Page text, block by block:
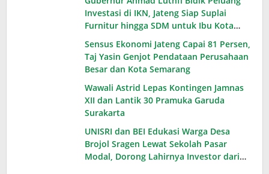
Investasi di IKN, Jateng Siap Suplai
Furnitur hingga SDM untuk Ibu Kota
Sensus Ekonomi Jateng Capai 81 Persen,
Taj Yasin Genjot Pendataan Perusahaan
Besar dan Kota Semarang
Wawali Astrid Lepas Kontingen Jamnas
XII dan Lantik 30 Pramuka Garuda
Surakarta
UNISRI dan BEI Edukasi Warga Desa
Brojol Sragen Lewat Sekolah Pasar
Modal, Dorong Lahirnya Investor dari